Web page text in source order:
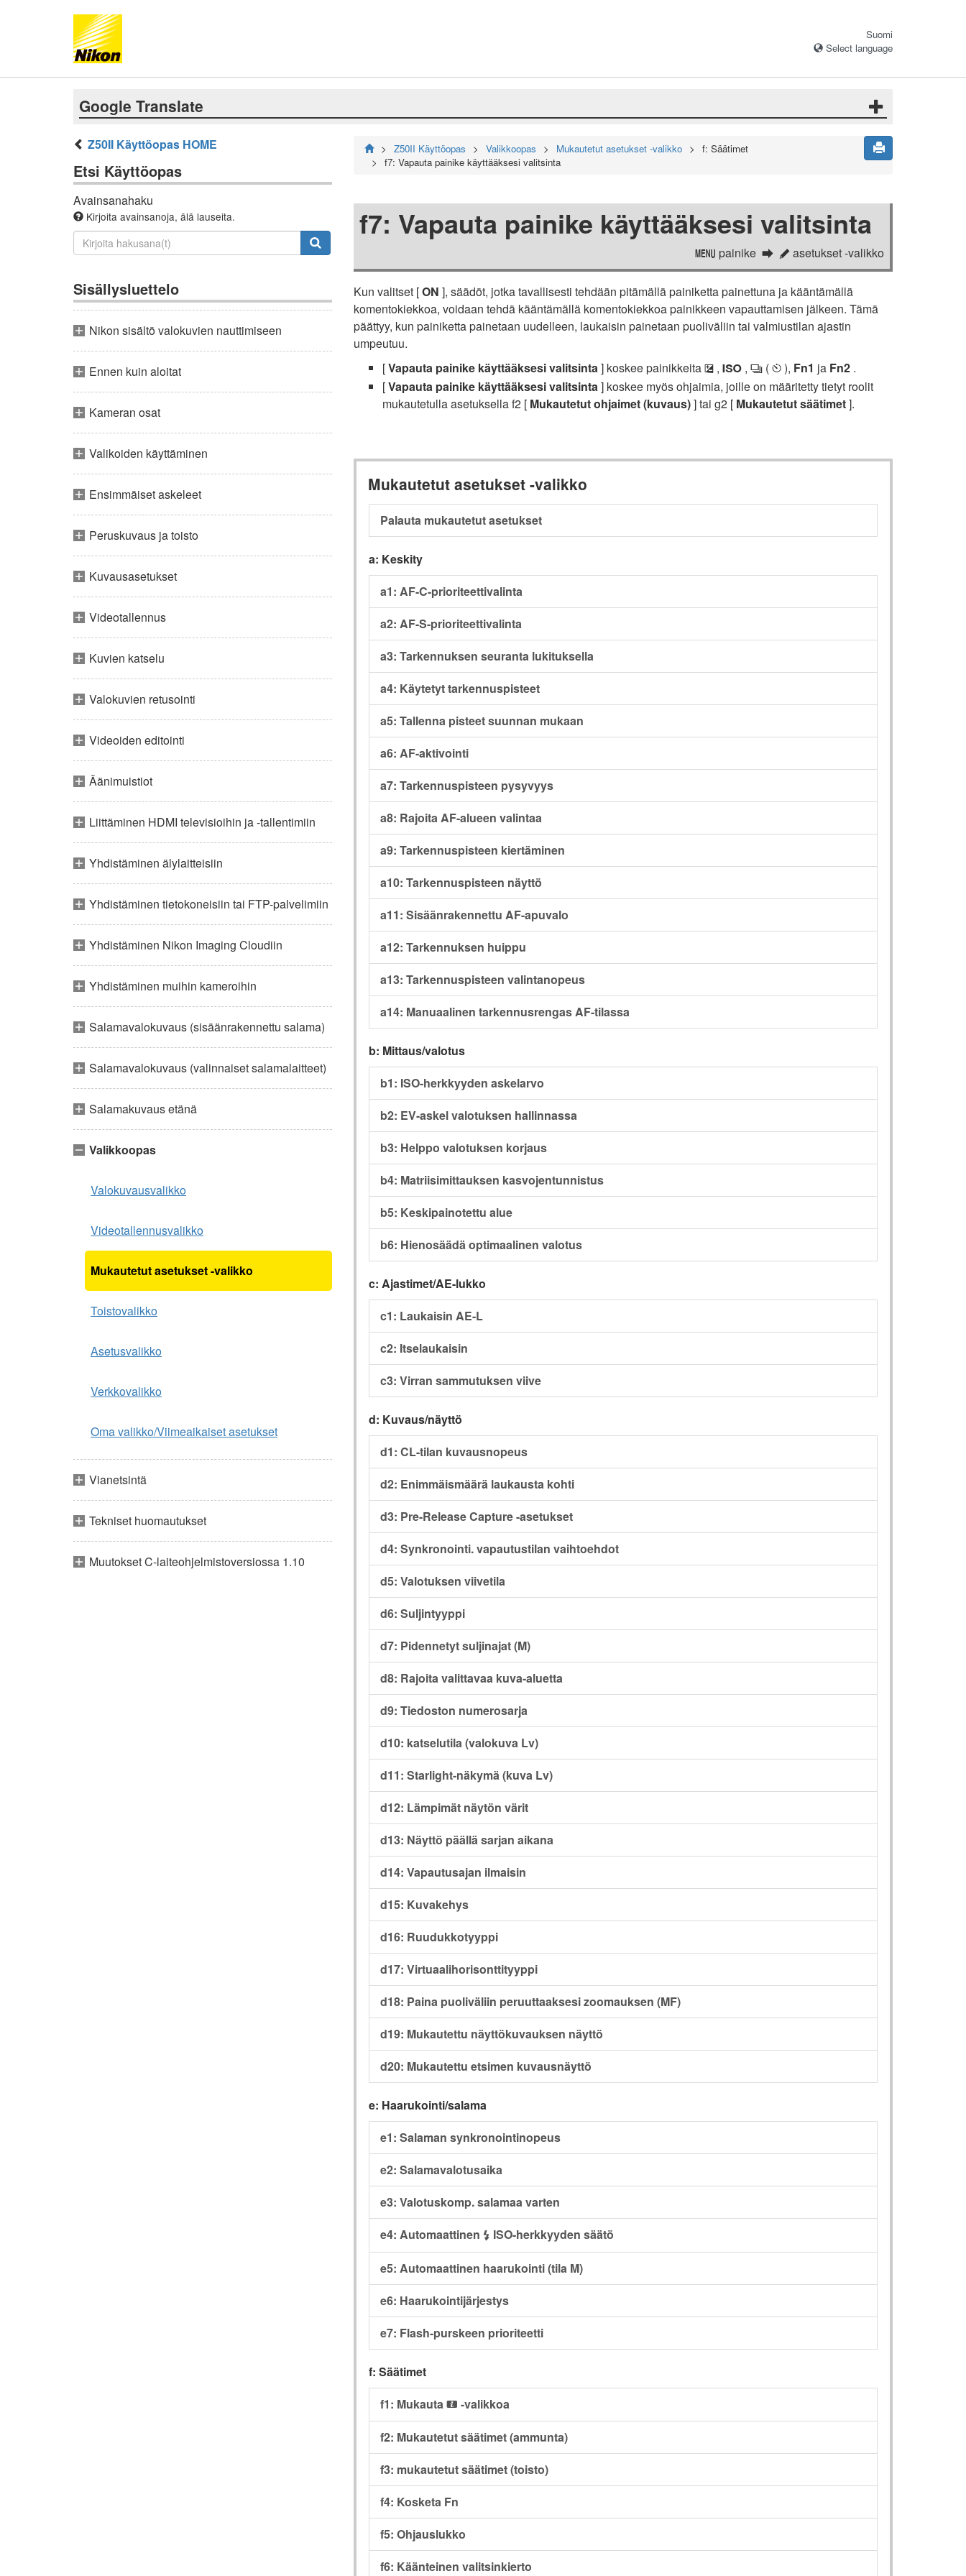
Suomi
Select language
Google Translate
Z50II Käyttöopas HOME
Etsi Käyttöopas
Avainsanahaku
Kirjoita avainsanoja, älä lauseita.
Sisällysluettelo
Nikon sisältö valokuvien nauttimiseen
Ennen kuin aloitat
Kameran osat
Valikoiden käyttäminen
Ensimmäiset askeleet
Peruskuvaus ja toisto
Kuvausasetukset
Videotallennus
Kuvien katselu
Valokuvien retusointi
Videoiden editointi
Äänimuistiot
Liittäminen HDMI televisioihin ja -tallentimiin
Yhdistäminen älylaitteisiin
Yhdistäminen tietokoneisiin tai FTP-palvelimiin
Yhdistäminen Nikon Imaging Cloudiin
Yhdistäminen muihin kameroihin
Salamavalokuvaus (sisäänrakennettu salama)
Salamavalokuvaus (valinnaiset salamalaitteet)
Salamakuvaus etänä
Valikkoopas
Valokuvausvalikko
Videotallennusvalikko
Mukautetut asetukset -valikko
Toistovalikko
Asetusvalikko
Verkkovalikko
Oma valikko/Viimeaikaiset asetukset
Vianetsintä
Tekniset huomautukset
Muutokset C-laiteohjelmistoversiossa 1.10
Z50II Käyttöopas Valikkoopas Mukautetut asetukset -valikko
f: Säätimet
f7: Vapauta painike käyttääksesi valitsinta
f7: Vapauta painike käyttääksesi valitsinta
G painike A asetukset -valikko
Kun valitset [ON ], säädöt, jotka tavallisesti tehdään pitämällä painiketta painettuna ja kääntämällä
komentokiekkoa, voidaan tehdä kääntämällä komentokiekkoa painikkeen vapauttamisen jälkeen. Tämä
päättyy, kun painiketta painetaan uudelleen, laukaisin painetaan puoliväliin tai valmiustilan ajastin
umpeutuu.
[Vapauta painike käyttääksesi valitsinta] koskee painikkeita E , S , c ( E ), Fn1 ja Fn2 .
[Vapauta painike käyttääksesi valitsinta] koskee myös ohjaimia, joille on määritetty tietyt roolit
mukautetulla asetuksella f2 [ Mukautetut ohjaimet (kuvaus)] tai g2 [ Mukautetut säätimet].
Mukautetut asetukset -valikko
Palauta mukautetut asetukset
a: Keskity
a1: AF-C-prioriteettivalinta
a2: AF-S-prioriteettivalinta
a3: Tarkennuksen seuranta lukituksella
a4: Käytetyt tarkennuspisteet
a5: Tallenna pisteet suunnan mukaan
a6: AF-aktivointi
a7: Tarkennuspisteen pysyvyys
a8: Rajoita AF-alueen valintaa
a9: Tarkennuspisteen kiertäminen
a10: Tarkennuspisteen näyttö
a11: Sisäänrakennettu AF-apuvalo
a12: Tarkennuksen huippu
a13: Tarkennuspisteen valintanopeus
a14: Manuaalinen tarkennusrengas AF-tilassa
b: Mittaus/valotus
b1: ISO-herkkyyden askelarvo
b2: EV-askel valotuksen hallinnassa
b3: Helppo valotuksen korjaus
b4: Matriisimittauksen kasvojentunnistus
b5: Keskipainotettu alue
b6: Hienosäädä optimaalinen valotus
c: Ajastimet/AE-lukko
c1: Laukaisin AE-L
c2: Itselaukaisin
c3: Virran sammutuksen viive
d: Kuvaus/näyttö
d1: CL-tilan kuvausnopeus
d2: Enimmäismäärä laukausta kohti
d3: Pre-Release Capture -asetukset
d4: Synkronointi. vapautustilan vaihtoehdot
d5: Valotuksen viivetila
d6: Suljintyyppi
d7: Pidennetyt suljinajat (M)
d8: Rajoita valittavaa kuva-aluetta
d9: Tiedoston numerosarja
d10: katselutila (valokuva Lv)
d11: Starlight-näkymä (kuva Lv)
d12: Lämpimät näytön värit
d13: Näyttö päällä sarjan aikana
d14: Vapautusajan ilmaisin
d15: Kuvakehys
d16: Ruudukkotyyppi
d17: Virtuaalihorisonttityyppi
d18: Paina puoliväliin peruuttaaksesi zoomauksen (MF)
d19: Mukautettu näyttökuvauksen näyttö
d20: Mukautettu etsimen kuvausnäyttö
e: Haarukointi/salama
e1: Salaman synkronointinopeus
e2: Salamavalotusaika
e3: Valotuskomp. salamaa varten
e4: Automaattinen c ISO-herkkyyden säätö
e5: Automaattinen haarukointi (tila M)
e6: Haarukointijärjestys
e7: Flash-purskeen prioriteetti
f: Säätimet
f1: Mukauta i -valikkoa
f2: Mukautetut säätimet (ammunta)
f3: mukautetut säätimet (toisto)
f4: Kosketa Fn
f5: Ohjauslukko
f6: Käänteinen valitsinkierto